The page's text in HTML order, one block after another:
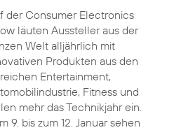
der Consumer Electronics
läuten Aussteller aus der
Welt alljährlich mit
Produkten aus den
Entertainment,
Fitness und
mehr das Technikjahr ein.
9. bis zum 12. Januar sehen